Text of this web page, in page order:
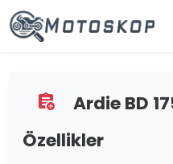
assignment_add
Ardie BD
Özellikler